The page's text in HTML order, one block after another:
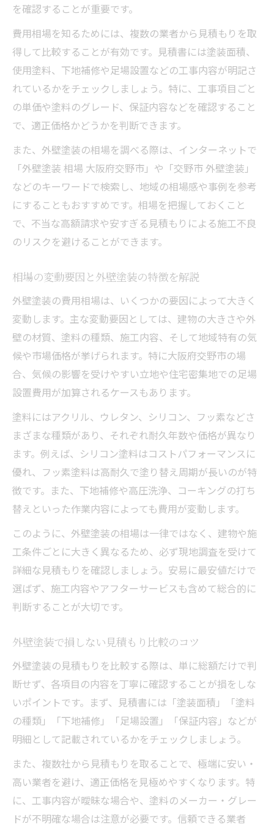
外壁塗装費用を下げる見積もり比較術
耐久性と料金のバランスで選ぶ外壁塗装
外壁塗装で補助金やキャンペーンを活用
外壁塗装を20年未施工のリスクと対策
外壁塗装を20年未施工のリスクと劣化症状
適切なタイミングで外壁塗装を行う重要性
20年以上放置した場合の外壁塗装費用増加
外壁塗装未施工による住宅の寿命短縮リス
ク
今すぐできる外壁塗装の点検と対策方法
2025年に向けた外壁塗装相場の動向
2025年に注目の外壁塗装技術と新素材
外壁塗装費用上昇の背景と対策を解説
今後の外壁塗装相場に備えるポイント
外壁塗装で後悔しない比較ポイント
外壁塗装の見積もり比較で重視すべき項目
契約前に確認したい外壁塗装の注意点
外壁塗装でトラブルを避ける比較の基準
外壁塗装業者選定で口コミを活用する方法
外壁塗装の費用差が生まれる理由を整理
を確認することが重要です。
費用相場を知るためには、複数の業者から見積もりを取
得して比較することが有効です。見積書には塗装面積、
使用塗料、下地補修や足場設置などの工事内容が明記さ
れているかをチェックしましょう。特に、工事項目ごと
の単価や塗料のグレード、保証内容などを確認すること
で、適正価格かどうかを判断できます。
また、外壁塗装の相場を調べる際は、インターネットで
「外壁塗装 相場 大阪府交野市」や「交野市 外壁塗装」
などのキーワードで検索し、地域の相場感や事例を参考
にすることもおすすめです。相場を把握しておくこと
で、不当な高額請求や安すぎる見積もりによる施工不良
のリスクを避けることができます。
相場の変動要因と外壁塗装の特徴を解説
外壁塗装の費用相場は、いくつかの要因によって大きく
変動します。主な変動要因としては、建物の大きさや外
壁の材質、塗料の種類、施工内容、そして地域特有の気
候や市場価格が挙げられます。特に大阪府交野市の場
合、気候の影響を受けやすい立地や住宅密集地での足場
設置費用が加算されるケースもあります。
塗料にはアクリル、ウレタン、シリコン、フッ素などさ
まざまな種類があり、それぞれ耐久年数や価格が異なり
ます。例えば、シリコン塗料はコストパフォーマンスに
優れ、フッ素塗料は高耐久で塗り替え周期が長いのが特
徴です。また、下地補修や高圧洗浄、コーキングの打ち
替えといった作業内容によっても費用が変動します。
このように、外壁塗装の相場は一律ではなく、建物や施
工条件ごとに大きく異なるため、必ず現地調査を受けて
詳細な見積もりを確認しましょう。安易に最安値だけで
選ばず、施工内容やアフターサービスも含めて総合的に
判断することが大切です。
外壁塗装で損しない見積もり比較のコツ
外壁塗装の見積もりを比較する際は、単に総額だけで判
断せず、各項目の内容を丁寧に確認することが損をしな
いポイントです。まず、見積書には「塗装面積」「塗料
の種類」「下地補修」「足場設置」「保証内容」などが
明細として記載されているかをチェックしましょう。
また、複数社から見積もりを取ることで、極端に安い・
高い業者を避け、適正価格を見極めやすくなります。特
に、工事内容が曖昧な場合や、塗料のメーカー・グレー
ドが不明確な場合は注意が必要です。信頼できる業者